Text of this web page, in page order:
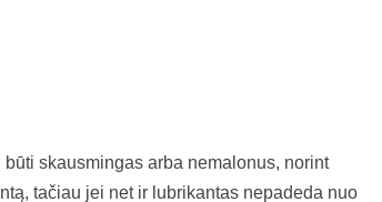
skausmingas arba nemalonus, norint
tačiau jei net ir lubrikantas nepadeda nuo